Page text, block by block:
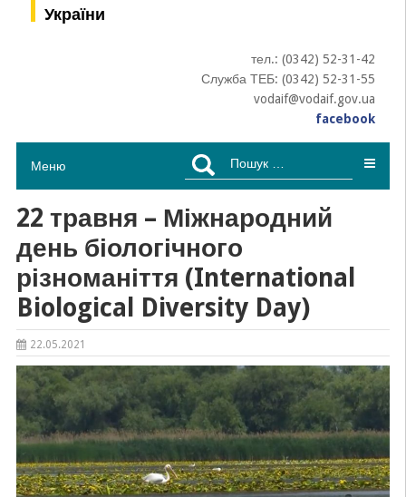
України
тел.: (0342) 52-31-42
Служба ТЕБ: (0342) 52-31-55
vodaif@vodaif.gov.ua
facebook
Меню
Пошук:
22 травня – Міжнародний
день біологічного
різноманіття (International
Biological Diversity Day)
22.05.2021